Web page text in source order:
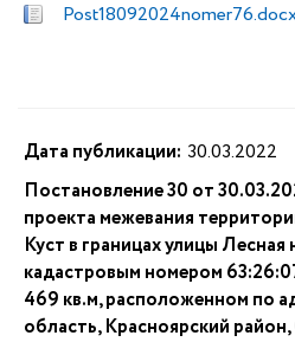
Дата публикации: 30.03.2022
Постановление 30 от
проекта межевания
Куст в границах улицы Лесная
кадастровым номером
469 кв.м, расположенном по
область, Красноярский